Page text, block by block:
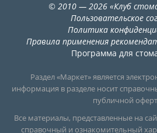
© 2010— 2026«Клуб
Пользовательское
Политика
Правила применения
Программа для
Раздел «Маркет» является
информация в разделе носит
публичной
Все материалы, представленные на
справочный и ознакомительный